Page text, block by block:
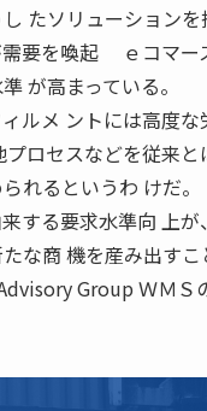
たソリューション
要を喚起 ｅコマー
が高まっている。
ルメ ントには高度
ロセスなどを従来と
れるというわ けだ。
する要求水準向 上
な商 機を産み出すこ
Advisory Group ＷＭ